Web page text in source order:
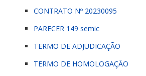
CONTRATO Nº 20230095
PARECER 149 semic
TERMO DE ADJUDICAÇÃO
TERMO DE HOMOLOGAÇÃO